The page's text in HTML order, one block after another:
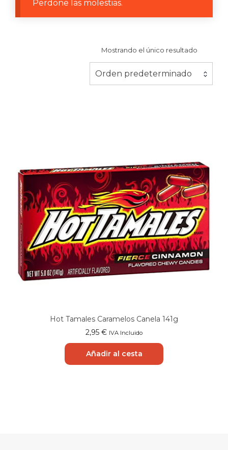
Perdone las molestias.
Mostrando el único resultado
Orden predeterminado
Hot Tamales Caramelos Canela 141g
2,95 € IVA Incluido
Añadir al cesta